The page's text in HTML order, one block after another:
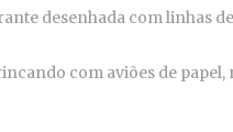
desenhada com linhas
com aviões de papel,